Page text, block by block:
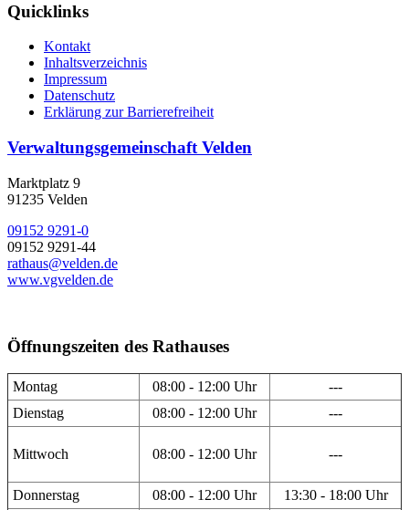
Quicklinks
Kontakt
Inhaltsverzeichnis
Impressum
Datenschutz
Erklärung zur Barrierefreiheit
Verwaltungsgemeinschaft Velden
Marktplatz 9
91235 Velden
09152 9291-0
09152 9291-44
rathaus@velden.de
www.vgvelden.de
Öffnungszeiten des Rathauses
Montag 08:00 - 12:00 Uhr
---
Dienstag
08:00 - 12:00 Uhr ---
Mittwoch 08:00 - 12:00 Uhr ---
Donnerstag 08:00 - 12:00 Uhr
13:30 - 18:00 Uhr